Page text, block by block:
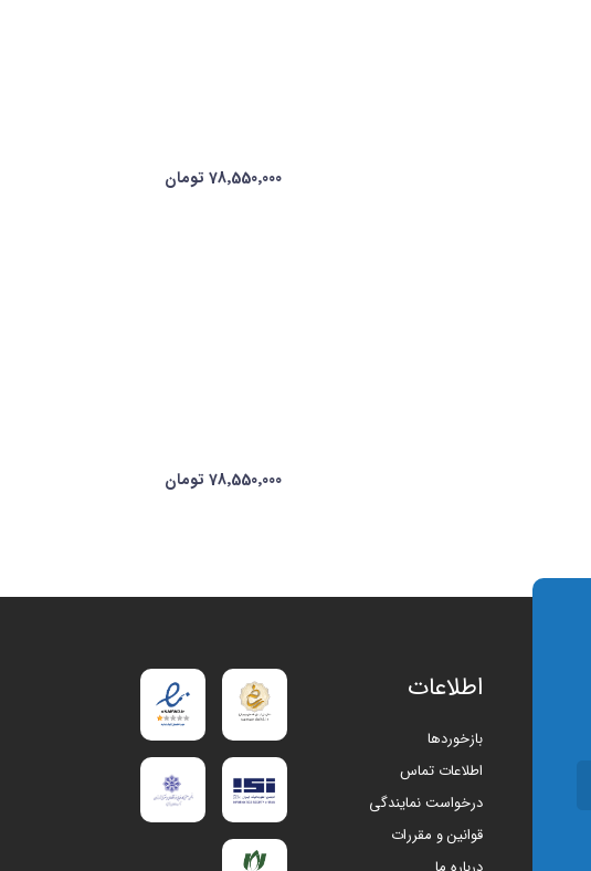
78٬550٬000 تومان
78٬550٬000 تومان
اطلاعات
بازخوردها
اطلاعات تماس
درخواست نمایندگی
قوانین و مقررات